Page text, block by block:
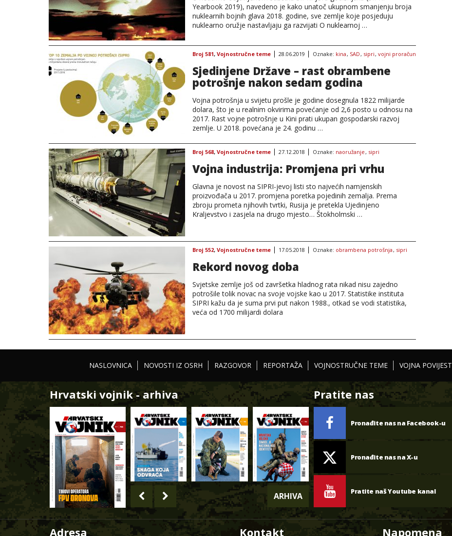
Yearbook 2019), navedeno je kako unatoč ukupnom smanjenju broja
nuklearnih bojnih glava 2018. godine, sve zemlje koje posjeduju
nuklearno oružje nastavljaju ga razvijati O nuklearnoj …
Broj 581, Vojnostručne teme 28.06.2019 Oznake: kina, SAD, sipri, vojni proračun
Sjedinjene Države – rast obrambene
potrošnje nakon sedam godina
Vojna potrošnja u svijetu prošle je godine dosegnula 1822 milijarde
dolara, što je u realnim okvirima povećanje od 2,6 posto u odnosu na
2017. Rast vojne potrošnje u Kini prati ukupan gospodarski razvoj
zemlje. U 2018. povećana je 24. godinu …
Broj 568, Vojnostručne teme 27.12.2018 Oznake: naoružanje, sipri
Vojna industrija: Promjena pri vrhu
Glavna je novost na SIPRI-jevoj listi sto najvećih namjenskih
proizvođača u 2017. promjena poretka pojedinih zemalja. Prema
zbroju prometa njihovih tvrtki, Rusija je pretekla Ujedinjeno
Kraljevstvo i zasjela na drugo mjesto… Štokholmski …
Broj 552, Vojnostručne teme 17.05.2018 Oznake: obrambena potrošnja, sipri
Rekord novog doba
Svjetske zemlje još od završetka hladnog rata nikad nisu zajedno
potrošile tolik novac na svoje vojske kao u 2017. Statistike instituta
SIPRI kažu da je suma prvi put nakon 1988., otkad se vodi statistika,
veća od 1700 milijardi dolara
NASLOVNICA NOVOSTI IZ OSRH RAZGOVOR REPORTAŽA VOJNOSTRUČNE TEME VOJNA POVIJEST
Hrvatski vojnik - arhiva
ARHIVA
Pratite nas
Pronađite nas na Facebook-u
Pronađite nas na X-u
Pratite naš Youtube kanal
Adresa Kontakt Napomena